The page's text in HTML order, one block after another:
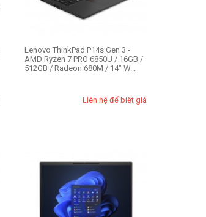
Lenovo ThinkPad P14s Gen 3 -
AMD Ryzen 7 PRO 6850U / 16GB /
512GB / Radeon 680M / 14" W...
Liên hệ để biết giá